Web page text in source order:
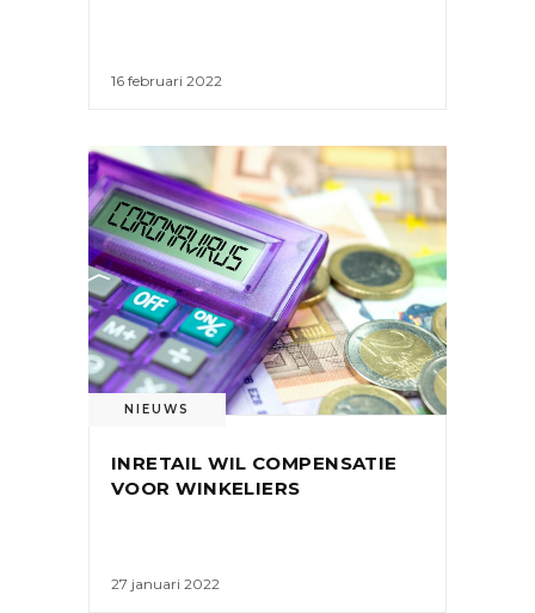
16 februari 2022
NIEUWS
INRETAIL WIL COMPENSATIE
VOOR WINKELIERS
27 januari 2022